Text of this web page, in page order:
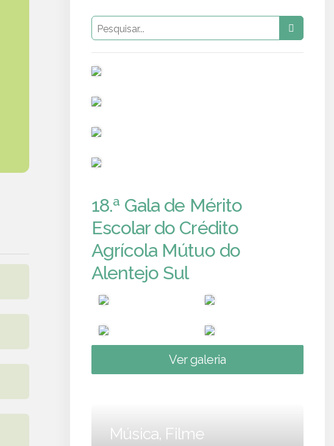
18.ª Gala de Mérito
Escolar do Crédito
Agrícola Mútuo do
Alentejo Sul
Ver galeria
Música, Filme